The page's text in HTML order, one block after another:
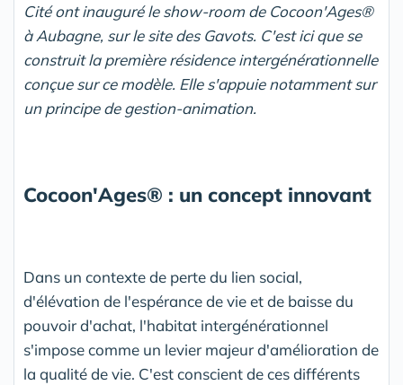
Cité ont inauguré le show-room de Cocoon'Ages®
à Aubagne, sur le site des Gavots. C'est ici que se
construit la première résidence intergénérationnelle
conçue sur ce modèle. Elle s'appuie notamment sur
un principe de gestion-animation.
Cocoon'Ages® : un concept innovant
Dans un contexte de perte du lien social,
d'élévation de l'espérance de vie et de baisse du
pouvoir d'achat, l'habitat intergénérationnel
s'impose comme un levier majeur d'amélioration de
la qualité de vie. C'est conscient de ces différents